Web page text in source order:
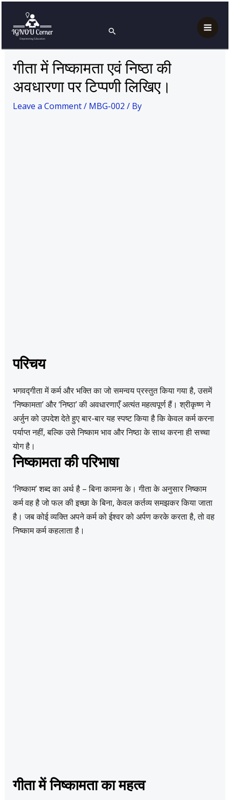
content
Search
गीता में निष्कामता एवं निष्ठा की अवधारणा पर टिप्पणी लिखिए।
गीता में निष्कामता एवं निष्ठा की
अवधारणा पर टिप्पणी लिखिए।
Leave a Comment/ MBG-002 / By
परिचय
भगवद्गीता में कर्म और भक्ति का जो समन्वय प्रस्तुत किया गया है, उसमें
‘निष्कामता’ और ‘निष्ठा’ की अवधारणाएँ अत्यंत महत्वपूर्ण हैं। श्रीकृष्ण ने
अर्जुन को उपदेश देते हुए बार-बार यह स्पष्ट किया है कि केवल कर्म करना
पर्याप्त नहीं, बल्कि उसे निष्काम भाव और निष्ठा के साथ करना ही सच्चा
योग है।
निष्कामता की परिभाषा
‘निष्काम’ शब्द का अर्थ है – बिना कामना के। गीता के अनुसार निष्काम
कर्म वह है जो फल की इच्छा के बिना, केवल कर्तव्य समझकर किया जाता
है। जब कोई व्यक्ति अपने कर्म को ईश्वर को अर्पण करके करता है, तो वह
निष्काम कर्म कहलाता है।
गीता में निष्कामता का महत्व
navigation